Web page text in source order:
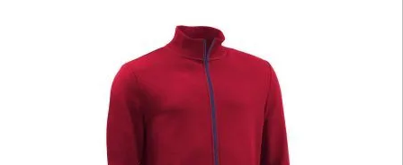
Optionen
können
auf
der
Produktseite